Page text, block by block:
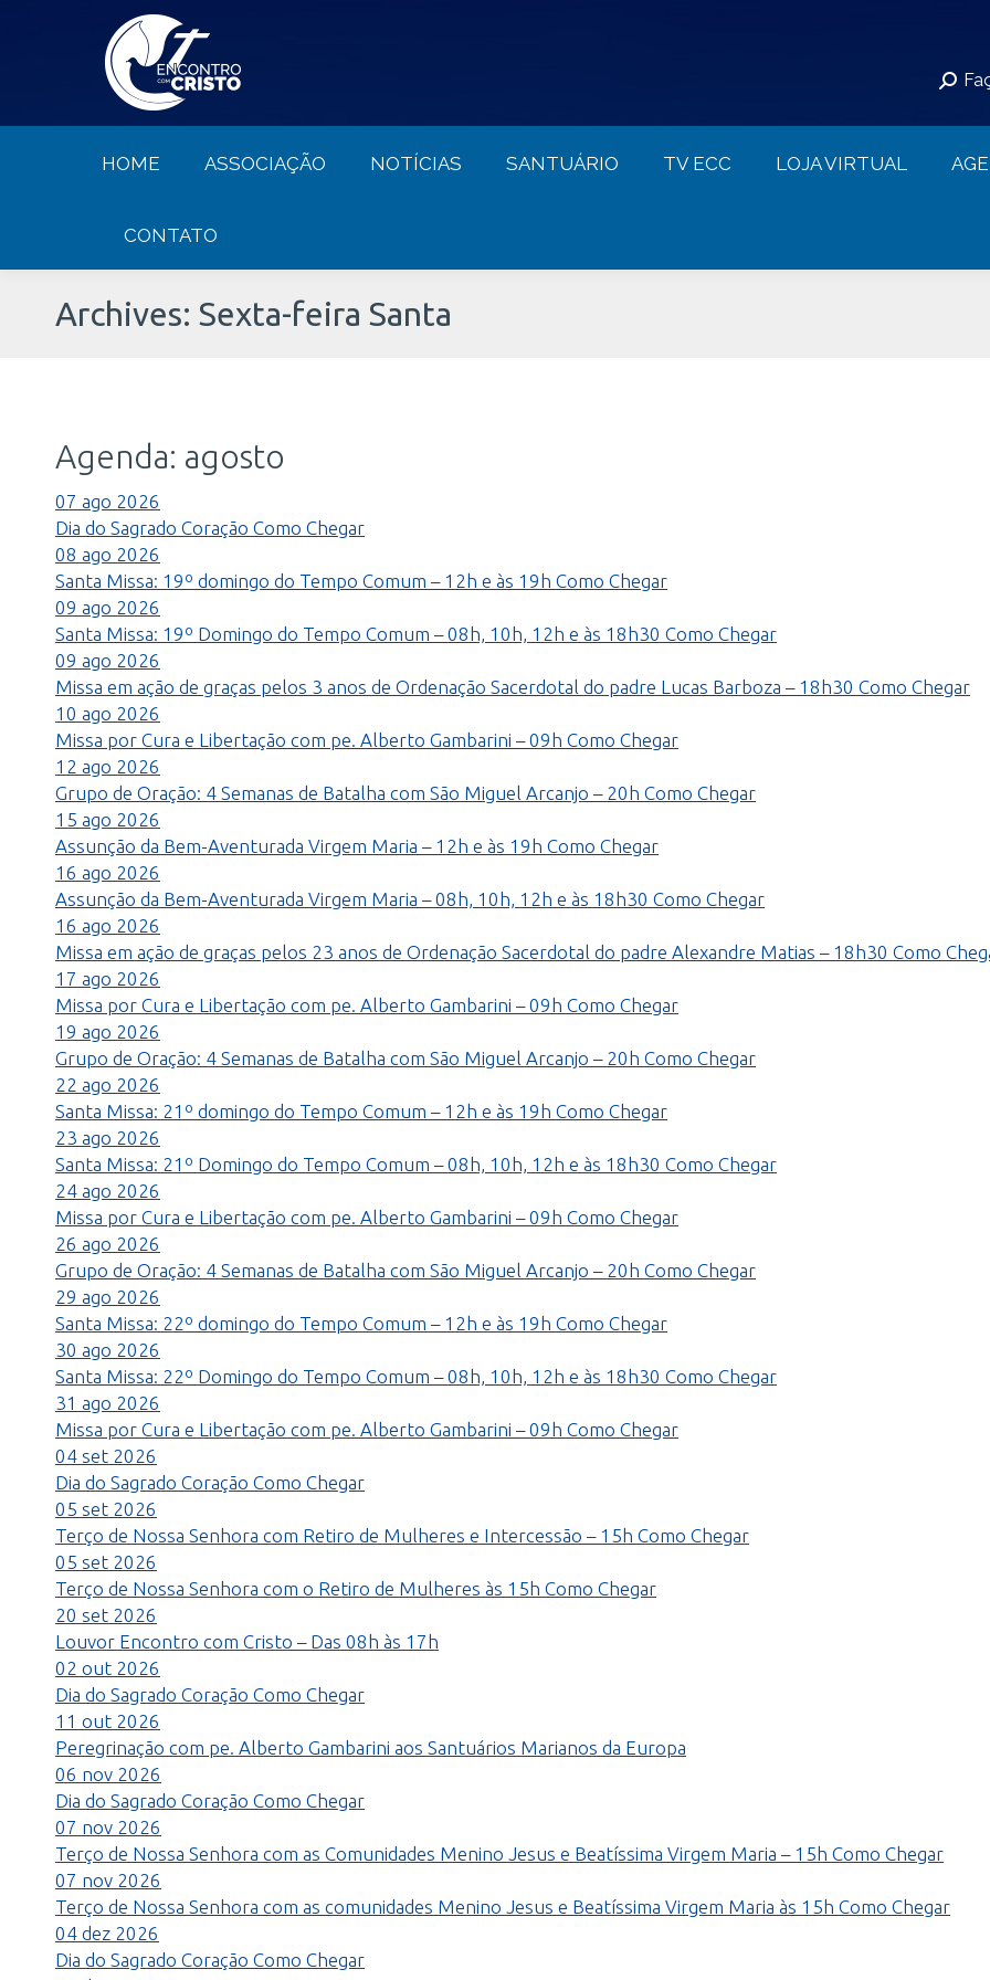
HOME ASSOCIAÇÃO NOTÍCIAS SANTUÁRIO TV ECC LOJA VIRTUAL
CONTATO
Archives: Sexta-feira Santa
Agenda: agosto
07 ago 2026
Dia do Sagrado Coração Como Chegar
08 ago 2026
Santa Missa: 19º domingo do Tempo Comum – 12h e às 19h Como Chegar
09 ago 2026
Santa Missa: 19º Domingo do Tempo Comum – 08h, 10h, 12h e às 18h30 Como Chegar
09 ago 2026
Missa em ação de graças pelos 3 anos de Ordenação Sacerdotal do padre Lucas Barboza – 18h30 Como Chegar
10 ago 2026
Missa por Cura e Libertação com pe. Alberto Gambarini – 09h Como Chegar
12 ago 2026
Grupo de Oração: 4 Semanas de Batalha com São Miguel Arcanjo – 20h Como Chegar
15 ago 2026
Assunção da Bem-Aventurada Virgem Maria – 12h e às 19h Como Chegar
16 ago 2026
Assunção da Bem-Aventurada Virgem Maria – 08h, 10h, 12h e às 18h30 Como Chegar
16 ago 2026
Missa em ação de graças pelos 23 anos de Ordenação Sacerdotal do padre Alexandre Matias – 18h30 Como
17 ago 2026
Missa por Cura e Libertação com pe. Alberto Gambarini – 09h Como Chegar
19 ago 2026
Grupo de Oração: 4 Semanas de Batalha com São Miguel Arcanjo – 20h Como Chegar
22 ago 2026
Santa Missa: 21º domingo do Tempo Comum – 12h e às 19h Como Chegar
23 ago 2026
Santa Missa: 21º Domingo do Tempo Comum – 08h, 10h, 12h e às 18h30 Como Chegar
24 ago 2026
Missa por Cura e Libertação com pe. Alberto Gambarini – 09h Como Chegar
26 ago 2026
Grupo de Oração: 4 Semanas de Batalha com São Miguel Arcanjo – 20h Como Chegar
29 ago 2026
Santa Missa: 22º domingo do Tempo Comum – 12h e às 19h Como Chegar
30 ago 2026
Santa Missa: 22º Domingo do Tempo Comum – 08h, 10h, 12h e às 18h30 Como Chegar
31 ago 2026
Missa por Cura e Libertação com pe. Alberto Gambarini – 09h Como Chegar
04 set 2026
Dia do Sagrado Coração Como Chegar
05 set 2026
Terço de Nossa Senhora com Retiro de Mulheres e Intercessão – 15h Como Chegar
05 set 2026
Terço de Nossa Senhora com o Retiro de Mulheres às 15h Como Chegar
20 set 2026
Louvor Encontro com Cristo – Das 08h às 17h
02 out 2026
Dia do Sagrado Coração Como Chegar
11 out 2026
Peregrinação com pe. Alberto Gambarini aos Santuários Marianos da Europa
06 nov 2026
Dia do Sagrado Coração Como Chegar
07 nov 2026
Terço de Nossa Senhora com as Comunidades Menino Jesus e Beatíssima Virgem Maria – 15h Como Chegar
07 nov 2026
Terço de Nossa Senhora com as comunidades Menino Jesus e Beatíssima Virgem Maria às 15h Como Chegar
04 dez 2026
Dia do Sagrado Coração Como Chegar
HOME